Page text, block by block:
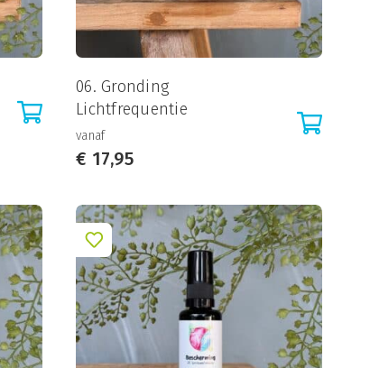
06. Gronding
Lichtfrequentie
vanaf
€ 17,95